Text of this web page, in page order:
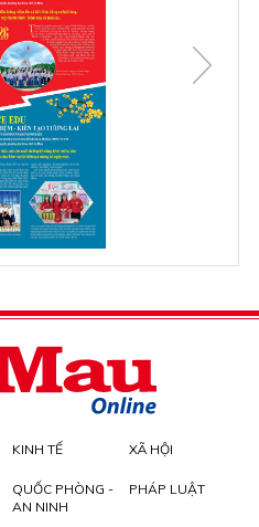
KINH TẾ XÃ HỘI
QUỐC PHÒNG -
AN NINH
PHÁP LUẬT